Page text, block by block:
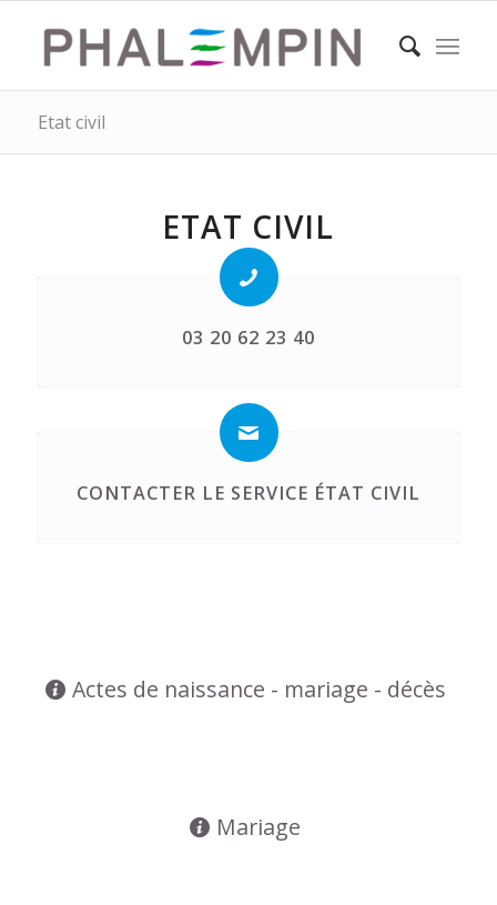
Etat civil
ETAT CIVIL
03 20 62 23 40
CONTACTER LE SERVICE ÉTAT CIVIL
Actes de naissance - mariage - décès
Mariage